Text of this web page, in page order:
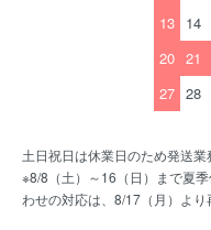
13 14
20 21
27 28
土日祝日は休業日のため発送業
※8/8（土）～16（日）まで夏
わせの対応は、8/17（月）より